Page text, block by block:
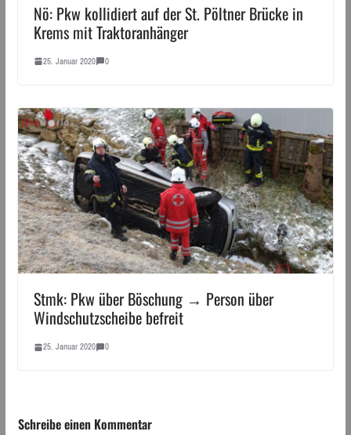
Nö: Pkw kollidiert auf der St. Pöltner Brücke in
Krems mit Traktoranhänger
25. Januar 2020 0
Stmk: Pkw über Böschung → Person über
Windschutzscheibe befreit
25. Januar 2020 0
Schreibe einen Kommentar